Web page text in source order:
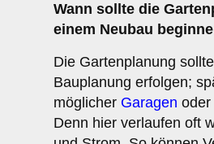
Wann sollte die
einem Neubau
Die Gartenplanung
Bauplanung erfolgen;
möglicher Garagen oder
Denn hier verlaufen oft